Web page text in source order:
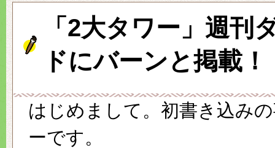
「2大タワー」週刊
ドにバーンと掲載！
はじめまして。初書き込み
ーです。